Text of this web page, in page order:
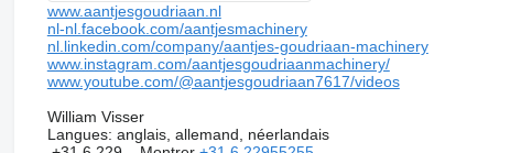
www.aantjesgoudriaan.nl
nl-nl.facebook.com/aantjesmachinery
nl.linkedin.com/company/aantjes-goudriaan-machinery
www.instagram.com/aantjesgoudriaanmachinery/
www.youtube.com/@aantjesgoudriaan7617/videos
William Visser
Langues: anglais, allemand, néerlandais